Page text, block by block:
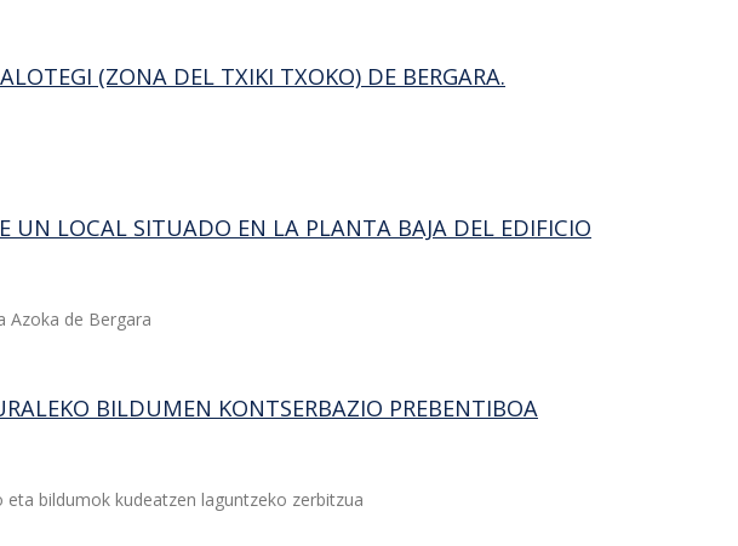
(ZONA DEL TXIKI TXOKO) DE BERGARA.
UN LOCAL SITUADO EN LA PLANTA BAJA DEL EDIFICIO
Azoka de Bergara
BILDUMEN KONTSERBAZIO PREBENTIBOA
bildumok kudeatzen laguntzeko zerbitzua